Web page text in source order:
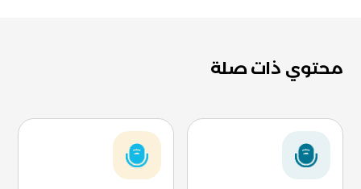
محتوي ذات صلة